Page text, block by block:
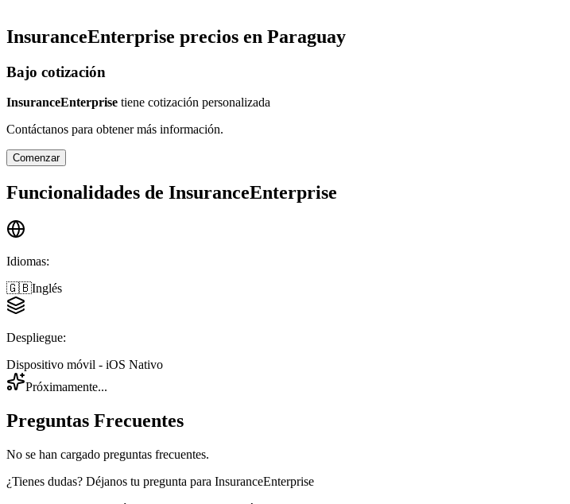
InsuranceEnterprise precios en Paraguay
Bajo cotización
InsuranceEnterprise tiene cotización personalizada
Contáctanos para obtener más información.
Comenzar
Funcionalidades de InsuranceEnterprise
Idiomas:
🇬🇧Inglés
Despliegue:
Dispositivo móvil - iOS Nativo
Próximamente...
Preguntas Frecuentes
No se han cargado preguntas frecuentes.
¿Tienes dudas? Déjanos tu pregunta para InsuranceEnterprise